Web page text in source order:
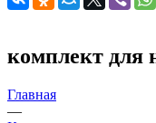
комплект для
Главная
—